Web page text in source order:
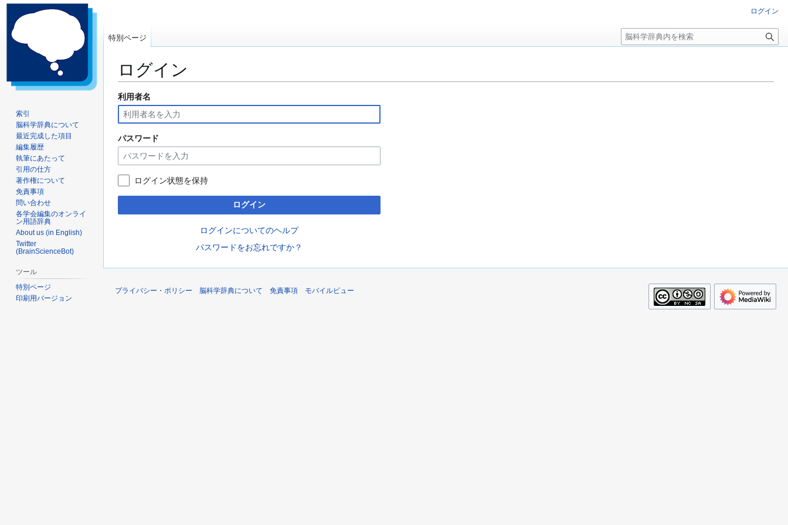
ログイン
ナ
ビ
ゲ
ー
シ
ョ
ン
に
動
検
索
に
移
動
利用者名
パスワード
ログイン状態を保持
ログイン
ログインについてのヘルプ
パスワードをお忘れですか？
ログイン
特別ページ
検
索
索引
脳科学辞典について
最近完成した項目
編集履歴
執筆にあたって
引用の仕方
著作権について
免責事項
問い合わせ
各学会編集のオンライ
ン用語辞典
About us (in English)
Twitter
(BrainScienceBot)
ツール
特別ページ
印刷用バージョン
プライバシー・ポリシー 脳科学辞典について 免責事項 モバイルビュー